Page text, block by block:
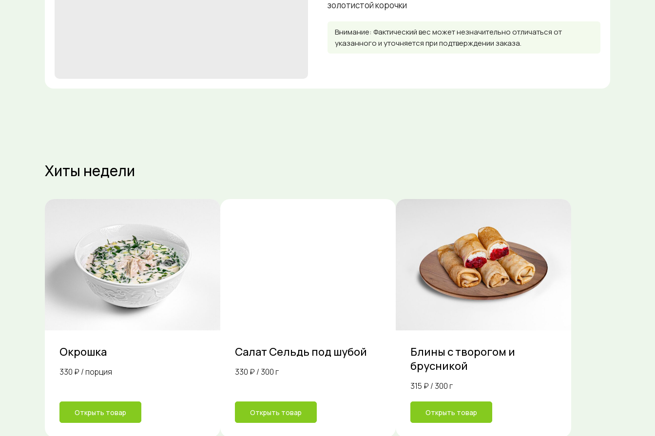
золотистой корочки
Внимание: Фактический вес может незначительно отличаться от
указанного и уточняется при подтверждении заказа.
Хиты недели
Окрошка
330 ₽ / порция
Открыть товар
Салат Сельдь под шубой
330 ₽ / 300 г
Открыть товар
Блины с творогом и
брусникой
315 ₽ / 300 г
Открыть товар